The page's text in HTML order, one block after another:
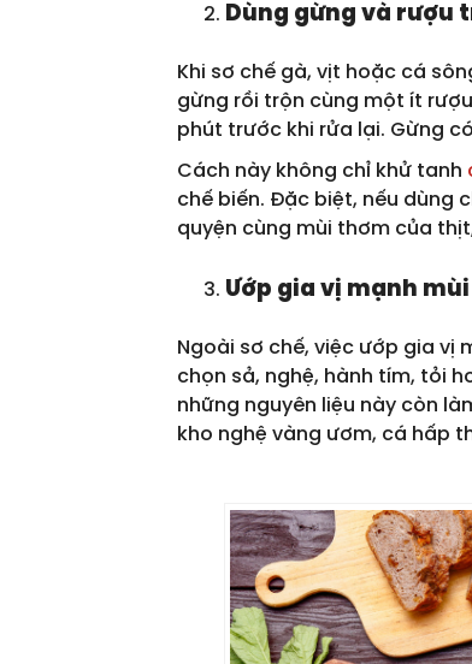
Dùng gừng và rượu
Khi sơ chế gà, vịt hoặc cá
gừng rồi trộn cùng một ít
phút trước khi rửa lại. Gừng
Cách này không chỉ khử tanh
chế biến. Đặc biệt, nếu dùng
quyện cùng mùi thơm của
Ướp gia vị mạnh
Ngoài sơ chế, việc ướp gia vị
chọn sả, nghệ, hành tím, tỏi
những nguyên liệu này còn
kho nghệ vàng ươm, cá hấp